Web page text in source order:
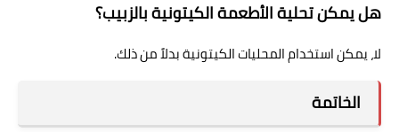
هل يمكن تحلية الأطعمة الكيتونية بالزبيب؟
لا، يمكن استخدام المحليات الكيتونية بدلاً من ذلك.
الخاتمة